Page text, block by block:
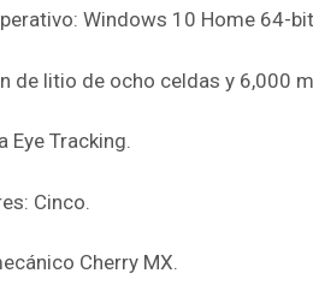
Windows 10 Home 64-
de litio de ocho celdas y 6,000
Eye Tracking.
Cinco.
Cherry MX.